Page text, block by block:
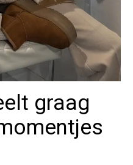
graag